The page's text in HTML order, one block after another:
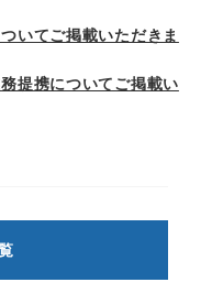
いてご掲載いただきま
提携についてご掲載い